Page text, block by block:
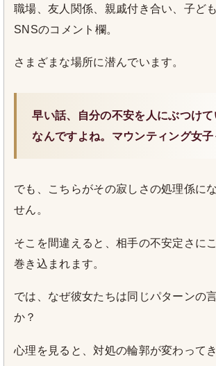
職場、友人関係、親戚付き合い、子ど
SNSのコメント欄。
さまざまな場所に潜んでいます。
早い話、自分の不安を人にぶつけて
なんですよね。マウンティング女子
でも、こちらがその寂しさの処理係に
せん。
そこを間違えると、相手の不安定さに
巻き込まれます。
では、なぜ彼女たちは同じパターンの
か？
心理を見ると、対処の輪郭が変わってき